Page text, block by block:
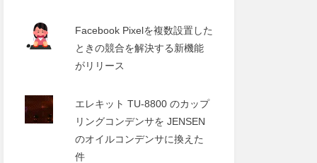
Facebook Pixelを複数設置した
ときの競合を解決する新機能
がリリース
エレキット TU-8800 のカップ
リングコンデンサを JENSEN
のオイルコンデンサに換えた
件